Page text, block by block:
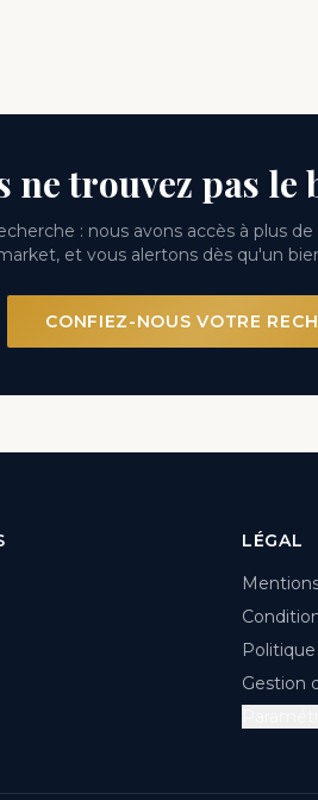
ne trouvez pas le
: nous avons accès à plus
et vous alertons dès qu'un
CONFIEZ-NOUS VOTRE
LÉGAL
Gestion